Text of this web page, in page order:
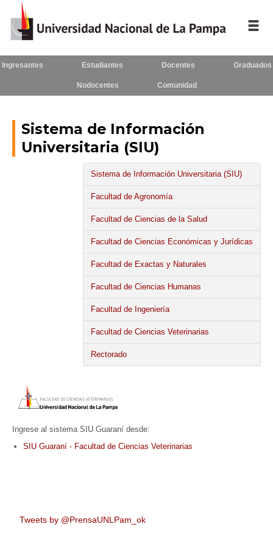
La UNLPam
Consejo Superior
Rectorado / Secretarías
Ingresantes Estudiantes Docentes Graduados
Nodocentes Comunidad
Sistema de Información
Universitaria (SIU)
Sistema de Información Universitaria (SIU)
Facultad de Agronomía
Facultad de Ciencias de la Salud
Facultad de Ciencias Económicas y Jurídicas
Facultad de Exactas y Naturales
Facultad de Ciencias Humanas
Facultad de Ingeniería
Facultad de Ciencias Veterinarias
Rectorado
Ingrese al sistema SIU Guaraní desde:
SIU Guaraní - Facultad de Ciencias Veterinarias
Tweets by @PrensaUNLPam_ok